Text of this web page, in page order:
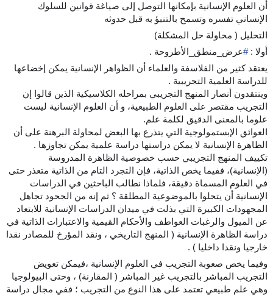
أن العلوم الإنسانية بإمكانها التوصل إلى صياغة قوانين للسلوك
الإنساني تفسره وتسمح بالتنبؤ به قبل حدوثه
التحليل ( محاولة حل المشكلة)
أولا :#عرض_منطق_الأطروحة .
يعتقد كثير من الفلاسفة والعلماء أن الظواهر الإنسانية يمكن إخضاعها
للدراسة العلمية التجريبية .
وينتقدون أنصار المنهج التجريبي بمراحله الكلاسيكية الذين قالوا إن
التجريب مقتصر على العلوم الطبيعية، و أن العلوم الإنسانية ليست
علوما بالمعنى الدقيق لكلمة علم.
العوائق الإبستمولوجية التي يتذرع بها البعض لمحاولة البرهنة على أن
الظاهرة الإنسانية لا يمكن دراستها دراسة علمية يمكن تجاوزها .
تكييف المنهج التجريبي حسب خصوصية الظاهرة المدروسة
(الإنسانية)، ففيما يخص الذاتية، فإن التجرد التام من الذاتية متعذر حتى
في العلوم المسماة دقيقة، فلماذا نطالب الباحثين في الدراسات
الإنسانية أن يتحلوا بالموضوعية المطلقة ؟ ثم إنه من الجحود تجاهل
المجهودات الكبيرة التي بذلت في ميدان الدراسات الإنسانية للابتعاد
عن الميول والرغبات العواطف والأحكام القيمية والاعتبارات الذاتية في
دراسة الظاهرة الإنسانية ( المنهج التاريخي ، ونقد المؤرخ للمصادر نقدا
خارجيا ونقدا داخليا ) .
وفيما يخص صعوبة التجريب في العلوم الإنسانية ،فيمكن تعويض
التجريب المباشر بالتجريب غير المباشر ( المقارنة) ، وحتى البيولوجيا
وهي علم طبيعي تعتمد على هذا النوع من التجريب ؛ ففي مجال دراسة